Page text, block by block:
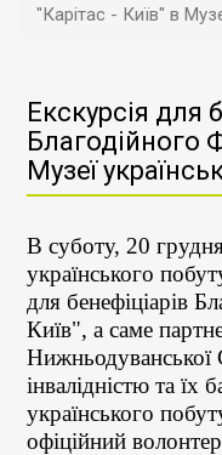
"Карітас - Київ" в
Екскурсія для
Благодійного
Музеї
В суботу, 20
українського
для бенефіціарів
Київ", а саме
інвалідністю та їх
українського
офіційний